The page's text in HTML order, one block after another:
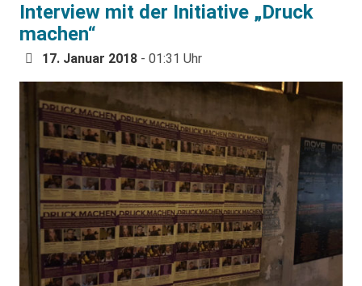
Interview mit der Initiative „Druck
machen“
17. Januar 2018 - 01:31 Uhr